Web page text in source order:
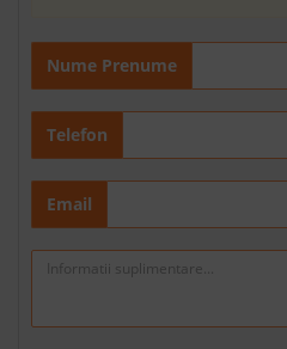
Nume Prenume
Telefon
Email